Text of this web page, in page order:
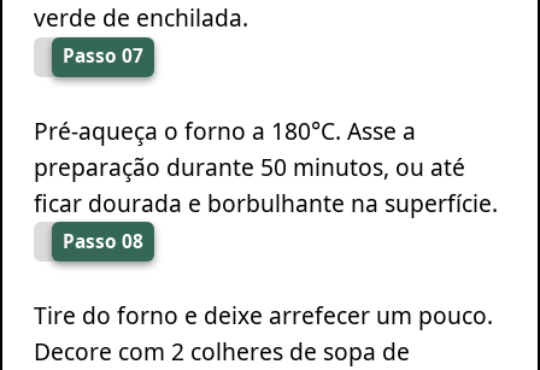
verde de enchilada.
Passo 07
Pré-aqueça o forno a 180°C. Asse a
preparação durante 50 minutos, ou até
ficar dourada e borbulhante na superfície.
Passo 08
Tire do forno e deixe arrefecer um pouco.
Decore com 2 colheres de sopa de